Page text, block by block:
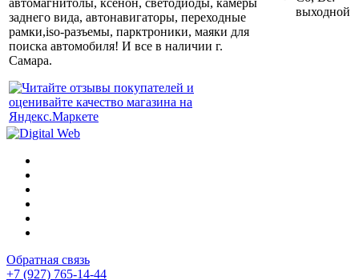
заднего вида, автонавигаторы, переходные
рамки,iso-разъемы, парктроники, маяки для
поиска автомобиля! И все в наличии г.
Самара.
выходной
Обратная связь
+7 (927) 765-14-44